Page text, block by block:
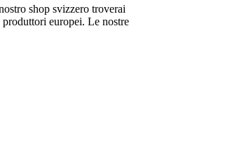
shop svizzero troverai
europei. Le nostre